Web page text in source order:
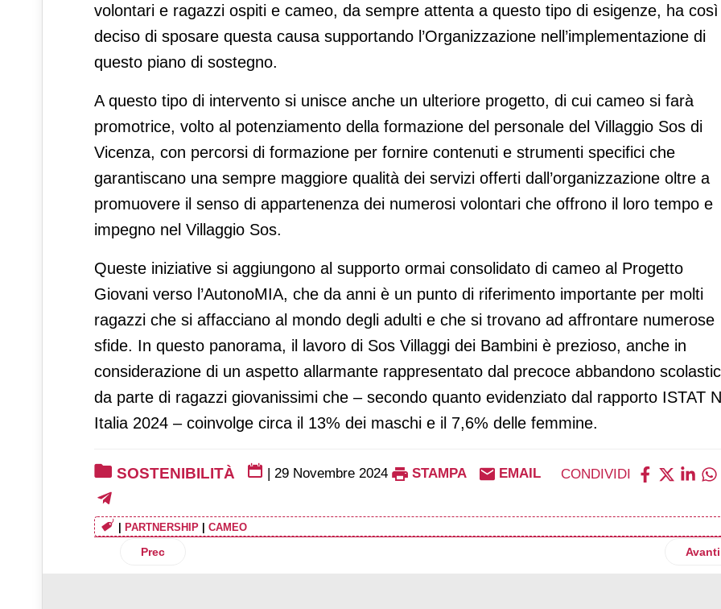
volontari e ragazzi ospiti e cameo, da sempre attenta a questo tipo di esigenze, ha così
deciso di sposare questa causa supportando l’Organizzazione nell’implementazione di
questo piano di sostegno.
A questo tipo di intervento si unisce anche un ulteriore progetto, di cui cameo si farà
promotrice, volto al potenziamento della formazione del personale del Villaggio Sos di
Vicenza, con percorsi di formazione per fornire contenuti e strumenti specifici che
garantiscano una sempre maggiore qualità dei servizi offerti dall’organizzazione oltre a
promuovere il senso di appartenenza dei numerosi volontari che offrono il loro tempo e
impegno nel Villaggio Sos.
Queste iniziative si aggiungono al supporto ormai consolidato di cameo al Progetto
Giovani verso l’AutonoMIA, che da anni è un punto di riferimento importante per molti
ragazzi che si affacciano al mondo degli adulti e che si trovano ad affrontare numerose
sfide. In questo panorama, il lavoro di Sos Villaggi dei Bambini è prezioso, anche in
considerazione di un aspetto allarmante rappresentato dal precoce abbandono
da parte di ragazzi giovanissimi che – secondo quanto evidenziato dal rapporto ISTAT
Italia 2024 – coinvolge circa il 13% dei maschi e il 7,6% delle femmine.
SOSTENIBILITÀ | 29 Novembre 2024 STAMPA EMAIL CONDIVIDI
| PARTNERSHIP | CAMEO
Articolo precedente: Il Gruppo Amadori presenta il suo quarto Report di sostenibilità
Prec Avanti